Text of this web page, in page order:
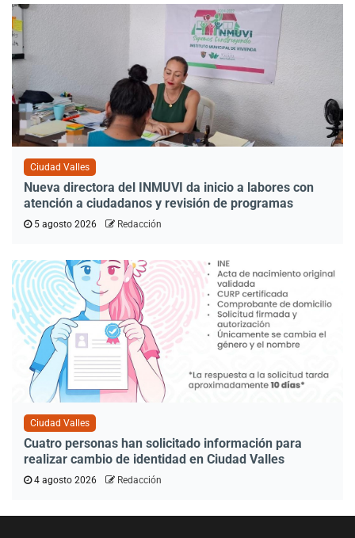
Ciudad Valles
Nueva directora del INMUVI da inicio a labores con
atención a ciudadanos y revisión de programas
5 agosto 2026 Redacción
Ciudad Valles
Cuatro personas han solicitado información para
realizar cambio de identidad en Ciudad Valles
4 agosto 2026 Redacción